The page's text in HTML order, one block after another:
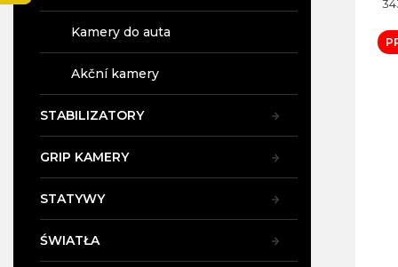
z
Kamery do auta
Akční kamery
STABILIZATORY
GRIP KAMERY
STATYWY
ŚWIATŁA